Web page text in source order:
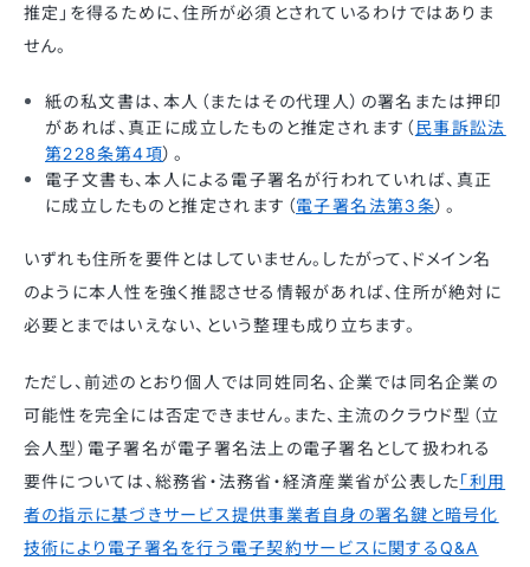
推定」を得るために、住所が必須とされているわけではありま
せん。
紙の私文書は、本人（またはその代理人）の署名または押印
があれば、真正に成立したものと推定されます（民事訴訟法
第228条第4項）。
電子文書も、本人による電子署名が行われていれば、真正
に成立したものと推定されます（電子署名法第3条）。
いずれも住所を要件とはしていません。したがって、ドメイン名
のように本人性を強く推認させる情報があれば、住所が絶対に
必要とまではいえない、という整理も成り立ちます。
ただし、前述のとおり個人では同姓同名、企業では同名企業の
可能性を完全には否定できません。また、主流のクラウド型（立
会人型）電子署名が電子署名法上の電子署名として扱われる
要件については、総務省・法務省・経済産業省が公表した「利用
者の指示に基づきサービス提供事業者自身の署名鍵と暗号化
技術により電子署名を行う電子契約サービスに関するQ&A